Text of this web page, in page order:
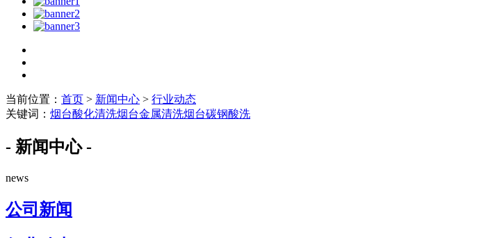
当前位置： 首页 > 新闻中心 > 行业动态
关键词： 烟台酸化清洗烟台金属清洗烟台碳钢酸洗
- 新闻中心 -
news
公司新闻